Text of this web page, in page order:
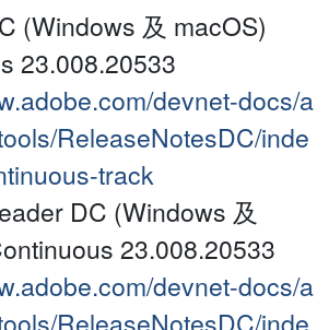
(Windows 及 macOS)
23.008.20533
devnet-docs/a
ReleaseNotesDC/inde
track
DC (Windows 及
23.008.20533
devnet-docs/a